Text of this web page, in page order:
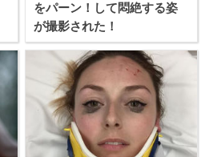
をパーン！して悶絶する姿
が撮影された！